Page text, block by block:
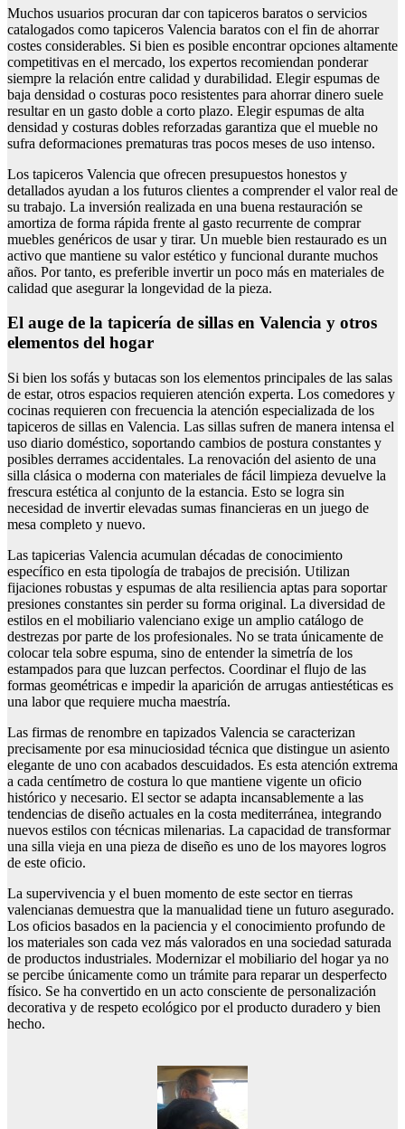
Muchos usuarios procuran dar con tapiceros baratos o servicios
catalogados como tapiceros Valencia baratos con el fin de ahorrar
costes considerables. Si bien es posible encontrar opciones altamente
competitivas en el mercado, los expertos recomiendan ponderar
siempre la relación entre calidad y durabilidad. Elegir espumas de
baja densidad o costuras poco resistentes para ahorrar dinero suele
resultar en un gasto doble a corto plazo. Elegir espumas de alta
densidad y costuras dobles reforzadas garantiza que el mueble no
sufra deformaciones prematuras tras pocos meses de uso intenso.
Los tapiceros Valencia que ofrecen presupuestos honestos y
detallados ayudan a los futuros clientes a comprender el valor real de
su trabajo. La inversión realizada en una buena restauración se
amortiza de forma rápida frente al gasto recurrente de comprar
muebles genéricos de usar y tirar. Un mueble bien restaurado es un
activo que mantiene su valor estético y funcional durante muchos
años. Por tanto, es preferible invertir un poco más en materiales de
calidad que asegurar la longevidad de la pieza.
El auge de la tapicería de sillas en Valencia y otros
elementos del hogar
Si bien los sofás y butacas son los elementos principales de las salas
de estar, otros espacios requieren atención experta. Los comedores y
cocinas requieren con frecuencia la atención especializada de los
tapiceros de sillas en Valencia. Las sillas sufren de manera intensa el
uso diario doméstico, soportando cambios de postura constantes y
posibles derrames accidentales. La renovación del asiento de una
silla clásica o moderna con materiales de fácil limpieza devuelve la
frescura estética al conjunto de la estancia. Esto se logra sin
necesidad de invertir elevadas sumas financieras en un juego de
mesa completo y nuevo.
Las tapicerias Valencia acumulan décadas de conocimiento
específico en esta tipología de trabajos de precisión. Utilizan
fijaciones robustas y espumas de alta resiliencia aptas para soportar
presiones constantes sin perder su forma original. La diversidad de
estilos en el mobiliario valenciano exige un amplio catálogo de
destrezas por parte de los profesionales. No se trata únicamente de
colocar tela sobre espuma, sino de entender la simetría de los
estampados para que luzcan perfectos. Coordinar el flujo de las
formas geométricas e impedir la aparición de arrugas antiestéticas es
una labor que requiere mucha maestría.
Las firmas de renombre en tapizados Valencia se caracterizan
precisamente por esa minuciosidad técnica que distingue un asiento
elegante de uno con acabados descuidados. Es esta atención extrema
a cada centímetro de costura lo que mantiene vigente un oficio
histórico y necesario. El sector se adapta incansablemente a las
tendencias de diseño actuales en la costa mediterránea, integrando
nuevos estilos con técnicas milenarias. La capacidad de transformar
una silla vieja en una pieza de diseño es uno de los mayores logros
de este oficio.
La supervivencia y el buen momento de este sector en tierras
valencianas demuestra que la manualidad tiene un futuro asegurado.
Los oficios basados en la paciencia y el conocimiento profundo de
los materiales son cada vez más valorados en una sociedad saturada
de productos industriales. Modernizar el mobiliario del hogar ya no
se percibe únicamente como un trámite para reparar un desperfecto
físico. Se ha convertido en un acto consciente de personalización
decorativa y de respeto ecológico por el producto duradero y bien
hecho.